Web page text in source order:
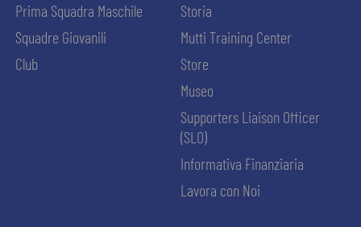
Prima Squadra Maschile
Squadre Giovanili
Club
Storia
Mutti Training Center
Store
Museo
Supporters Liaison Officer
(SLO)
Informativa Finanziaria
Lavora con Noi
ACCETTA E SALVA